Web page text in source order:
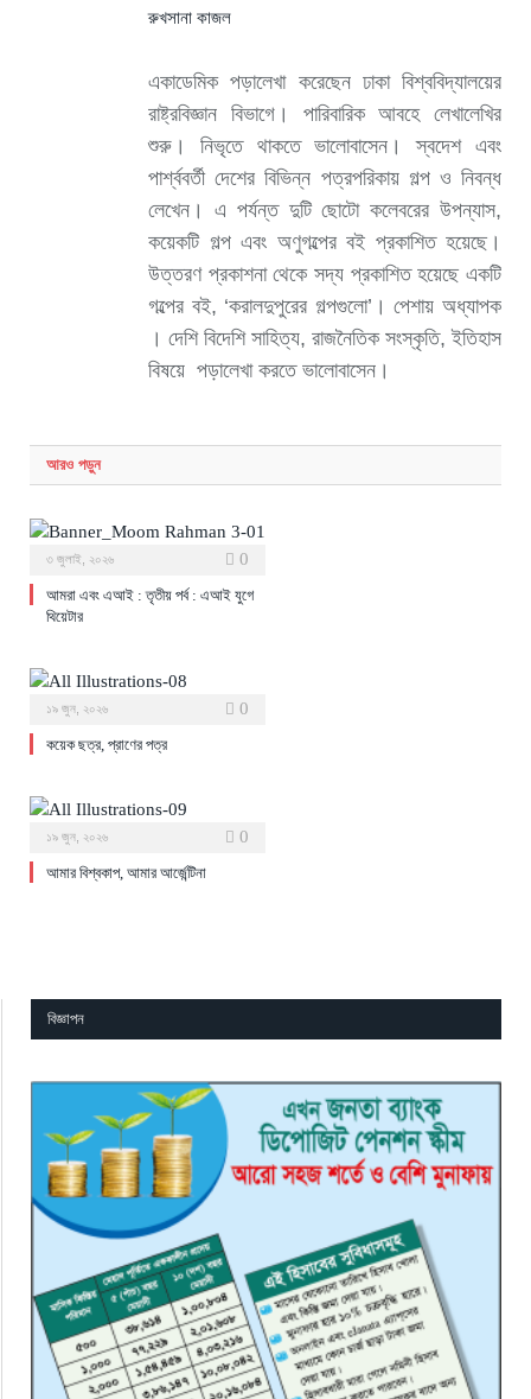
রুখসানা কাজল
একাডেমিক পড়ালেখা করেছেন ঢাকা বিশ্ববিদ্যালয়ের
রাষ্ট্রবিজ্ঞান বিভাগে। পারিবারিক আবহে লেখালেখির
শুরু। নিভৃতে থাকতে ভালোবাসেন। স্বদেশ এবং
পার্শ্ববর্তী দেশের বিভিন্ন পত্রপরিকায় গল্প ও নিবন্ধ
লেখেন। এ পর্যন্ত দুটি ছোটো কলেবরের উপন্যাস,
কয়েকটি গল্প এবং অণুগল্পের বই প্রকাশিত হয়েছে।
উত্তরণ প্রকাশনা থেকে সদ্য প্রকাশিত হয়েছে একটি
গল্পের বই, ‘করালদুপুরের গল্পগুলো’। পেশায় অধ্যাপক
। দেশি বিদেশি সাহিত্য, রাজনৈতিক সংস্কৃতি, ইতিহাস
বিষয়ে পড়ালেখা করতে ভালোবাসেন।
আরও পড়ুন
৩ জুলাই, ২০২৬ 0
আমরা এবং এআই : তৃতীয় পর্ব : এআই যুগে
থিয়েটার
১৯ জুন, ২০২৬ 0
কয়েক ছত্র, প্রাণের পত্র
১৯ জুন, ২০২৬ 0
আমার বিশ্বকাপ, আমার আর্জেন্টিনা
বিজ্ঞাপন